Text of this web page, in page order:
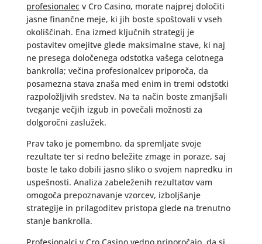
profesionalecv Cro Casino, morate najprej določiti
jasne finančne meje, ki jih boste spoštovali v vseh
okoliščinah. Ena izmed ključnih strategij je
postavitev omejitve glede maksimalne stave, ki naj
ne presega določenega odstotka vašega celotnega
bankrolla; večina profesionalcev priporoča, da
posamezna stava znaša med enim in tremi odstotki
razpoložljivih sredstev. Na ta način boste zmanjšali
tveganje večjih izgub in povečali možnosti za
dolgoročni zaslužek.
Prav tako je pomembno, da spremljate svoje
rezultate ter si redno beležite zmage in poraze, saj
boste le tako dobili jasno sliko o svojem napredku in
uspešnosti. Analiza zabeleženih rezultatov vam
omogoča prepoznavanje vzorcev, izboljšanje
strategije in prilagoditev pristopa glede na trenutno
stanje bankrolla.